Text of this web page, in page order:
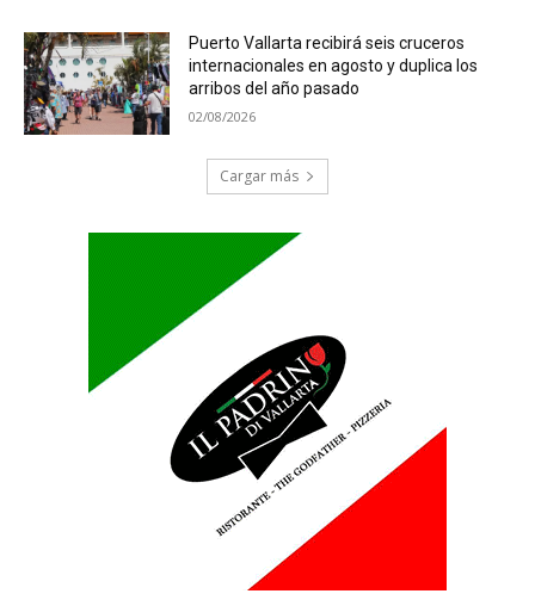
Puerto Vallarta recibirá seis cruceros
internacionales en agosto y duplica los
arribos del año pasado
02/08/2026
Cargar más